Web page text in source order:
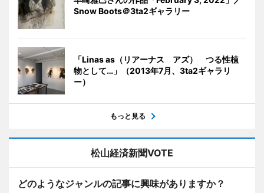
Snow Boots＠3ta2ギャラリー
「Linas as（リアーナス アズ） つる性植
物として…」（2013年7月、3ta2ギャラリ
ー）
もっと見る
松山経済新聞VOTE
どのようなジャンルの記事に興味がありますか？